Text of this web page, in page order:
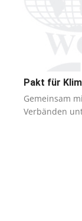
Pakt für
Gemeinsam
Verbänden